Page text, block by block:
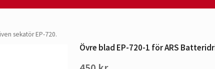
sekatör EP-720.
Övre blad EP-720-1 för ARS